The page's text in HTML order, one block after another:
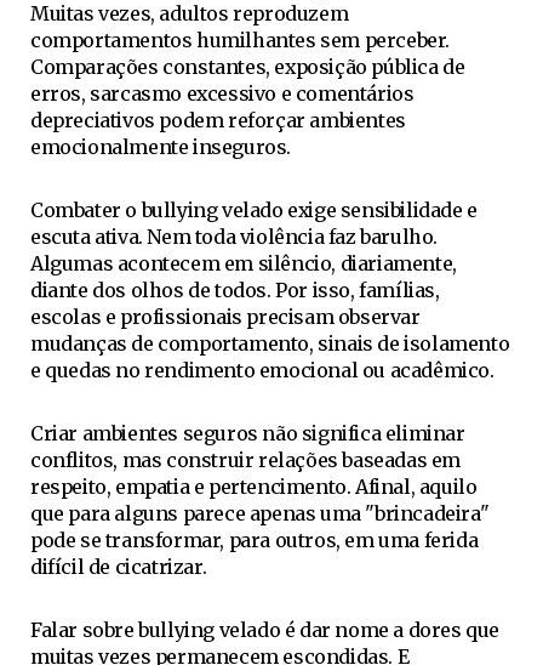
Muitas vezes, adultos reproduzem
comportamentos humilhantes sem perceber.
Comparações constantes, exposição pública de
erros, sarcasmo excessivo e comentários
depreciativos podem reforçar ambientes
emocionalmente inseguros.
Combater o bullying velado exige sensibilidade e
escuta ativa. Nem toda violência faz barulho.
Algumas acontecem em silêncio, diariamente,
diante dos olhos de todos. Por isso, famílias,
escolas e profissionais precisam observar
mudanças de comportamento, sinais de isolamento
e quedas no rendimento emocional ou acadêmico.
Criar ambientes seguros não significa eliminar
conflitos, mas construir relações baseadas em
respeito, empatia e pertencimento. Afinal, aquilo
que para alguns parece apenas uma "brincadeira"
pode se transformar, para outros, em uma ferida
difícil de cicatrizar.
Falar sobre bullying velado é dar nome a dores que
muitas vezes permanecem escondidas. E